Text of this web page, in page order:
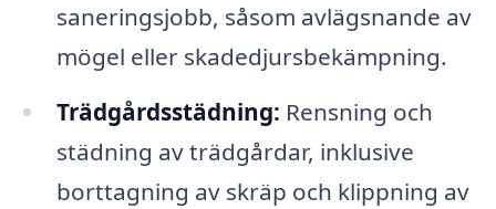
saneringsjobb, såsom avlägsnande av
mögel eller skadedjursbekämpning.
Trädgårdsstädning: Rensning och
städning av trädgårdar, inklusive
borttagning av skräp och klippning av